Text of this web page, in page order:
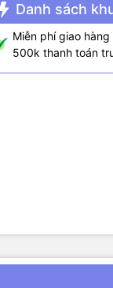
Danh sách
Miễn phí giao
500k thanh toán